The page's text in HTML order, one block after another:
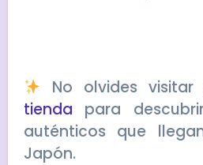
No olvides
tienda para
auténticos que
Japón.